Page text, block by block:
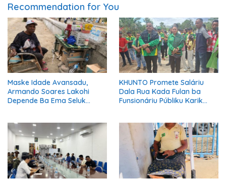
Recommendation for You
Maske Idade Avansadu,
Armando Soares Lakohi
Depende Ba Ema Seluk
KHUNTO Promete Saláriu
Dala Rua Kada Fulan ba
Funsionáriu Públiku Karik